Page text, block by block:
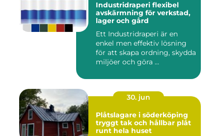
Industridraperi flexibel
avskärmning för verkstad,
lager och gård
Ett Industridraperi är en
enkel men effektiv lösning
för att skapa ordning, skydda
miljöer och göra ...
30. jun
Plåtslagare i söderköping
tryggt tak och hållbar plåt
runt hela huset